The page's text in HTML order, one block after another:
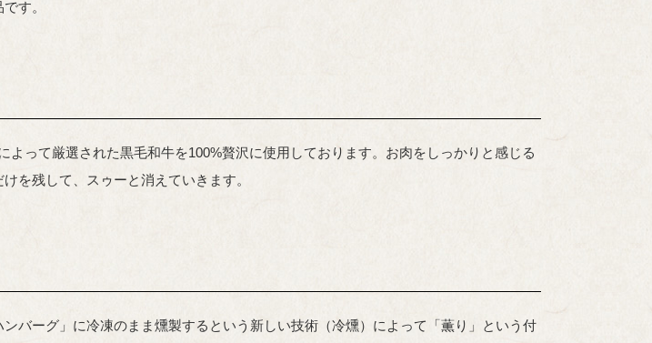
す。
って厳選された黒毛和牛を100%贅沢に使用しております。お肉をしっかりと感じる
を残して、スゥーと消えていきます。
バーグ」に冷凍のまま燻製するという新しい技術（冷燻）によって「薫り」という付